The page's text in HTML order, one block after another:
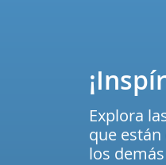
Explora
que
los demás